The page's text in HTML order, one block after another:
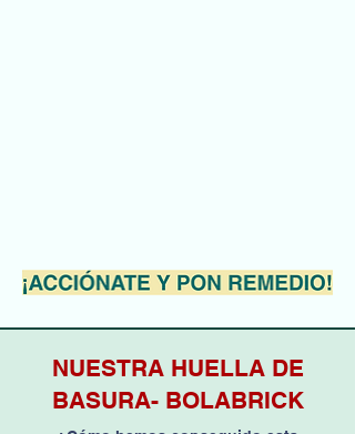
NUESTRA HUELLA DE
BASURA- BOLABRICK